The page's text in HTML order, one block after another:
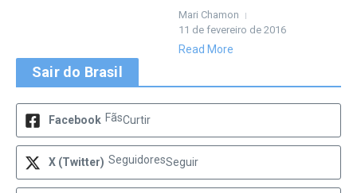
Mari Chamon
11 de fevereiro de 2016
Read More
Sair do Brasil
Facebook FãsCurtir
X (Twitter) SeguidoresSeguir